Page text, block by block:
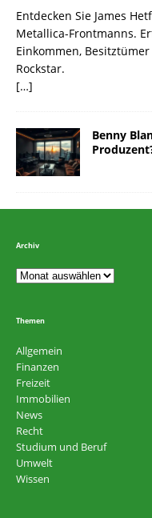
Entdecken Sie James
Metallica-Frontmanns.
Einkommen,
Rockstar.
[…]
Benny
Archiv
Themen
Allgemein
Finanzen
Freizeit
Immobilien
News
Recht
Studium und Beruf
Umwelt
Wissen